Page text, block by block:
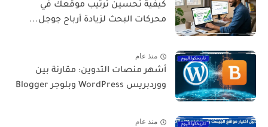
كيفية تحسين ترتيب موقعك في
محركات البحث لزيادة أرباح جوجل...
منذ عام
أشهر منصات التدوين: مقارنة بين
ووردبريس WordPress وبلوجر Blogger
منذ عام